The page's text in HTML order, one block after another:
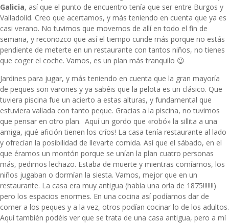
Galicia, así que el punto de encuentro tenía que ser entre Burgos y
Valladolid. Creo que acertamos, y más teniendo en cuenta que ya es
casi verano. No tuvimos que movernos de allí en todo el fin de
semana, y reconozco que así el tiempo cunde más porque no estás
pendiente de meterte en un restaurante con tantos niños, no tienes
que coger el coche. Vamos, es un plan más tranquilo 😉
Jardines para jugar, y más teniendo en cuenta que la gran mayoría
de peques son varones y ya sabéis que la pelota es un clásico. Que
tuviera piscina fue un acierto a estas alturas, y fundamental que
estuviera vallada con tanto peque. Gracias a la piscina, no tuvimos
que pensar en otro plan. Aquí un gordo que «robó» la sillita a una
amiga, ¡qué afición tienen los críos! La casa tenía restaurante al lado
y ofrecían la posibilidad de llevarte comida. Así que el sábado, en el
que éramos un montón porque se unían la plan cuatro personas
más, pedimos lechazo. Estaba de muerte y mientras comíamos, los
niños jugaban o dormían la siesta. Vamos, mejor que en un
restaurante. La casa era muy antigua (había una orla de 1875!!!!!!!)
pero los espacios enormes. En una cocina así podíamos dar de
comer a los peques y a la vez, otros podían cocinar lo de los adultos.
Aquí también podéis ver que se trata de una casa antigua, pero a mí